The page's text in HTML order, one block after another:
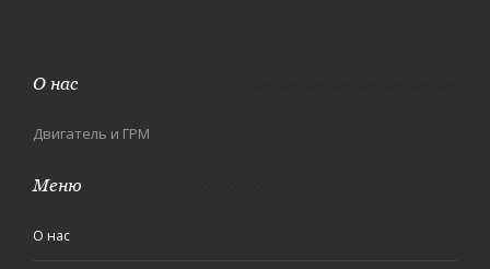
О нас
Двигатель и ГРМ
Меню
О нас